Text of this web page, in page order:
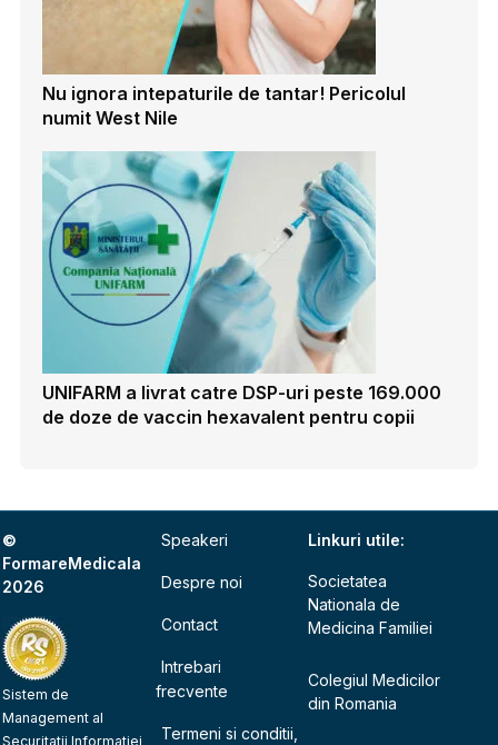
Nu ignora intepaturile de tantar! Pericolul
numit West Nile
UNIFARM a livrat catre DSP-uri peste 169.000
de doze de vaccin hexavalent pentru copii
©
FormareMedicala
2026
Sistem de
Management al
Securitatii Informatiei
Speakeri
Despre noi
Contact
Intrebari
frecvente
Termeni si conditii,
Linkuri utile:
Societatea
Nationala de
Medicina Familiei
Colegiul Medicilor
din Romania